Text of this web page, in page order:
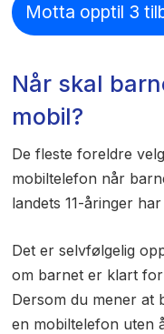
Motta opptil 3
Når skal
mobil?
De fleste foreldre
mobiltelefon når
landets 11-åringer
Det er selvfølgelig
om barnet er klart
Dersom du mener at
en mobiltelefon uten